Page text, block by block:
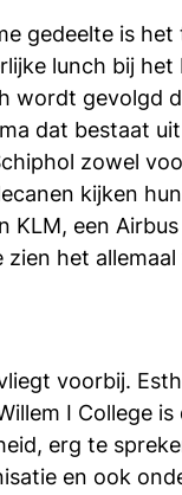
gedeelte is
lunch bij het
wordt gevolgd
dat bestaat
zowel
kijken
KLM, een
het allemaal
voorbij.
I College is
erg te
en ook